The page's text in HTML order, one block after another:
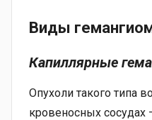
Виды
Капиллярные
Опухоли такого типа
кровеносных сосудах